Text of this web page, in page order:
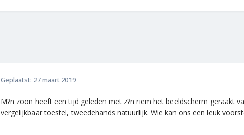
Geplaatst: 27 maart 2019
M?n zoon heeft een tijd geleden met z?n riem het beeldscherm geraakt
vergelijkbaar toestel, tweedehands natuurlijk. Wie kan ons een leuk